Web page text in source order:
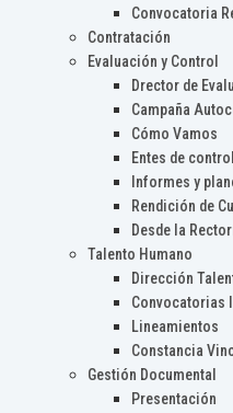
Convocatoria
Contratación
Evaluación y Control
Drector de
Campaña
Cómo Vamos
Entes de control
Informes y
Rendición de
Desde la
Talento Humano
Dirección
Convocatorias
Lineamientos
Constancia
Gestión Documental
Presentación